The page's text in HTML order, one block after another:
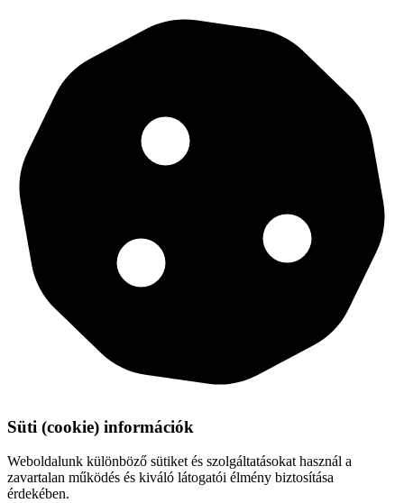
Süti (cookie) információk
Weboldalunk különböző sütiket és szolgáltatásokat használ a
zavartalan működés és kiváló látogatói élmény biztosítása
érdekében.